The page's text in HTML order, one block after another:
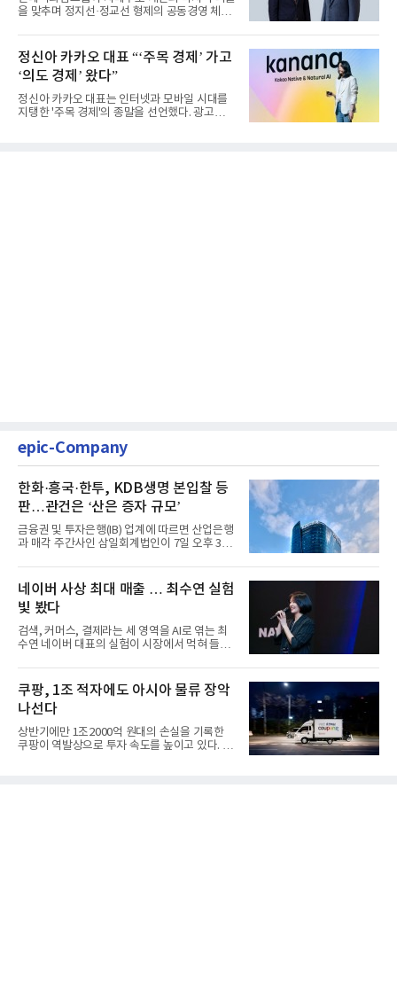
을 맞추며 정지선·정교선 형제의 공동경영 체제
정신아 카카오 대표 “‘주목 경제’ 가고
‘의도 경제’ 왔다”
정신아 카카오 대표는 인터넷과 모바일 시대를
지탱한 '주목 경제'의 종말을 선언했다. 광고를
epic-Company
한화·흥국·한투, KDB생명 본입찰 등
판…관건은 ‘산은 증자 규모’
금융권 및 투자은행(IB) 업계에 따르면 산업은행
과 매각 주간사인 삼일회계법인이 7일 오후 3시
네이버 사상 최대 매출 … 최수연 실험
빛 봤다
검색, 커머스, 결제라는 세 영역을 AI로 엮는 최
수연 네이버 대표의 실험이 시장에서 먹혀 들어
쿠팡, 1조 적자에도 아시아 물류 장악
나선다
상반기에만 1조2000억 원대의 손실을 기록한
쿠팡이 역발상으로 투자 속도를 높이고 있다. 이